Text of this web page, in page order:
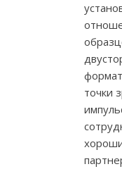
точки